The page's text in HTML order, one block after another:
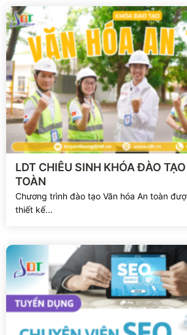
Xem chi tiết
LDT CHIÊU SINH KHÓA ĐÀO
TOÀN
Chương trình đào tạo Văn hóa An toàn
thiết kế...